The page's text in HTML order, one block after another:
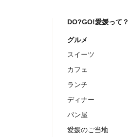
DO?GO!愛媛って？
グルメ
スイーツ
カフェ
ランチ
ディナー
パン屋
愛媛のご当地